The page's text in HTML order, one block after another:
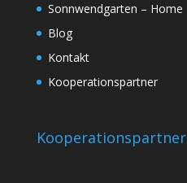
Sonnwendgarten – Home
Blog
Kontakt
Kooperationspartner
Kooperationspartner